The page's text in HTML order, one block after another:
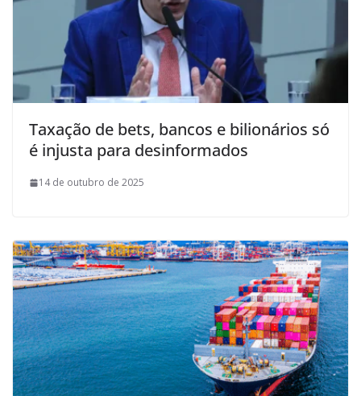
Taxação de bets, bancos e bilionários só
é injusta para desinformados
14 de outubro de 2025